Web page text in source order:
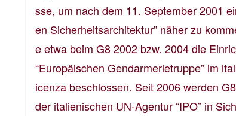
sse, um nach dem 11. September 2001
en Sicherheitsarchitektur” näher zu
e etwa beim G8 2002 bzw. 2004 die
“Europäischen Gendarmerietruppe” im
icenza beschlossen. Seit 2006 werden
der italienischen UN-Agentur “IPO” in